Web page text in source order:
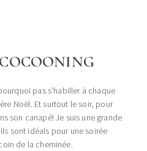
pas s’habiller à chaque
Noël. Et surtout le soir, pour
son canapé! Je suis une grande
sont idéals pour une soirée
de la cheminée.